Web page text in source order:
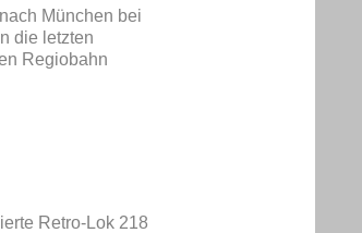
München bei
die letzten
Regiobahn
Retro-Lok 218